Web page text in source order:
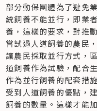
部分動保團體為了避免
統飼養不能並行，即業
養，這樣的要求，對推
嘗試過人道飼養的農民
讓農民採取並行方式，
道飼養作為試驗，配合
作為並行飼養的配套措
受到人道飼養的優點，
飼養的數量。這樣才能